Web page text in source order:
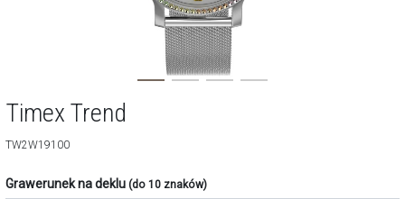
Timex Trend
TW2W19100
Grawerunek na deklu (do 10 znaków)